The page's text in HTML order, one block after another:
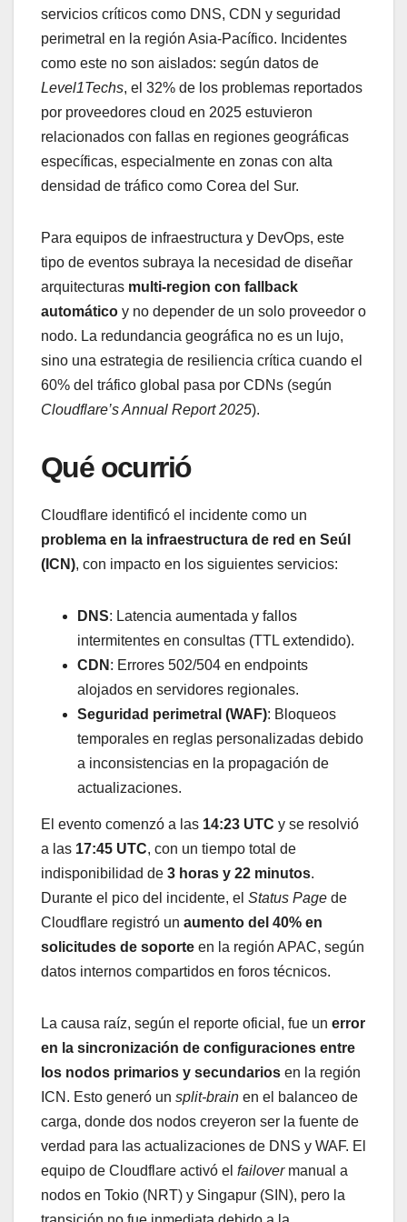
servicios críticos como DNS, CDN y seguridad
perimetral en la región Asia-Pacífico. Incidentes
como este no son aislados: según datos de
Level1Techs, el 32% de los problemas reportados
por proveedores cloud en 2025 estuvieron
relacionados con fallas en regiones geográficas
específicas, especialmente en zonas con alta
densidad de tráfico como Corea del Sur.
Para equipos de infraestructura y DevOps, este
tipo de eventos subraya la necesidad de diseñar
arquitecturas multi-region con fallback
automático y no depender de un solo proveedor o
nodo. La redundancia geográfica no es un lujo,
sino una estrategia de resiliencia crítica cuando el
60% del tráfico global pasa por CDNs (según
Cloudflare’s Annual Report 2025).
Qué ocurrió
Cloudflare identificó el incidente como un
problema en la infraestructura de red en Seúl
(ICN), con impacto en los siguientes servicios:
DNS: Latencia aumentada y fallos
intermitentes en consultas (TTL extendido).
CDN : Errores 502/504 en endpoints
alojados en servidores regionales.
Seguridad perimetral (WAF): Bloqueos
temporales en reglas personalizadas debido
a inconsistencias en la propagación de
actualizaciones.
El evento comenzó a las 14:23 UTC y se resolvió
a las 17:45 UTC, con un tiempo total de
indisponibilidad de 3 horas y 22 minutos.
Durante el pico del incidente, el Status Page de
Cloudflare registró un aumento del 40% en
solicitudes de soporte en la región APAC, según
datos internos compartidos en foros técnicos.
La causa raíz, según el reporte oficial, fue un error
en la sincronización de configuraciones entre
los nodos primarios y secundarios en la región
ICN. Esto generó un split-brain en el balanceo de
carga, donde dos nodos creyeron ser la fuente de
verdad para las actualizaciones de DNS y WAF. El
equipo de Cloudflare activó el failovermanual a
nodos en Tokio (NRT) y Singapur (SIN), pero la